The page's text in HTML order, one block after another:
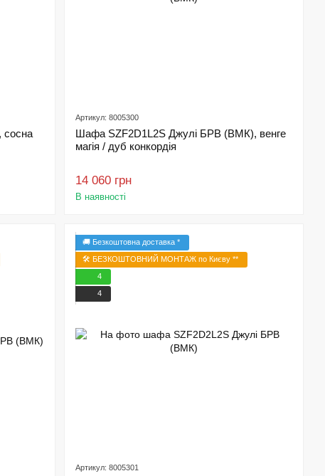
Артикул: 8005300
Шафа SZF2D1L2S Джулі БРВ (ВМК), венге
магія / дуб конкордія
14 060 грн
В наявності
🚚 Безкоштовна доставка *
🛠️ БЕЗКОШТОВНИЙ МОНТАЖ по Києву **
4
4
Артикул: 8005301